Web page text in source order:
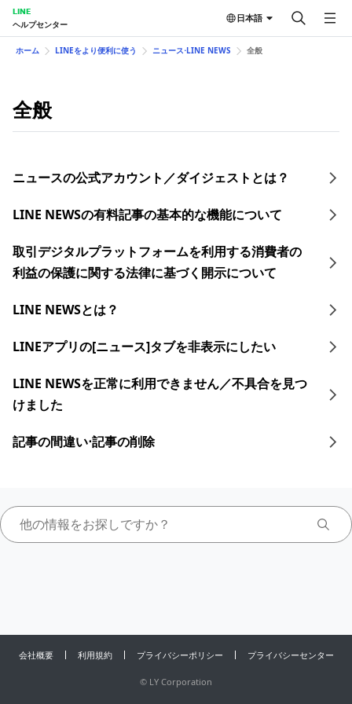
LINE
ヘルプセンター
日本語
ホーム LINEをより便利に使う ニュース⋅LINE NEWS 全般
全般
ニュースの公式アカウント／ダイジェストとは？
LINE NEWSの有料記事の基本的な機能について
取引デジタルプラットフォームを利用する消費者の
利益の保護に関する法律に基づく開示について
LINE NEWSとは？
LINEアプリの[ニュース]タブを非表示にしたい
LINE NEWSを正常に利用できません／不具合を見つ
けました
記事の間違い⋅記事の削除
会社概要 利用規約 プライバシーポリシー プライバシーセンター
© LY Corporation